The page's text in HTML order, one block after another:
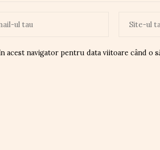
acest navigator pentru data viitoare când o